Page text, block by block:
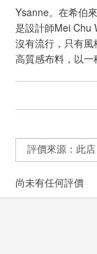
Ysanne。在希伯
是設計師Mei Chu
沒有流行，只有
高質感布料，以一
尚未有任何評價